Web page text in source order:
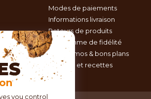
Modes de paiements
Informations livraison
Retours de produits
Programme de fidélité
Nos promos & bons plans
Conseils et recettes
you control